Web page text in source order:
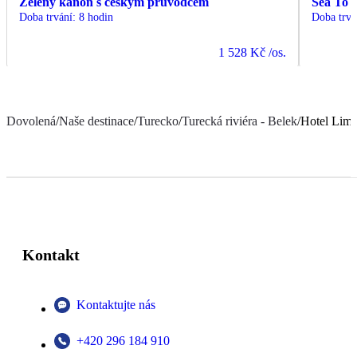
Doba trvání: 8 hodin
1 528 Kč /os.
Doba
Dovolená/Naše destinace/Turecko/Turecká riviéra - Belek/Hotel
Kontakt
Kontaktujte nás
+420 296 184 910